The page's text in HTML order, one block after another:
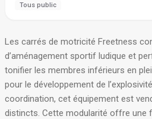
Tous public
Les carrés de motricité Freetness
d’aménagement sportif ludique et
tonifier les membres inférieurs en
pour le développement de
coordination, cet équipement est
distincts. Cette modularité offre une